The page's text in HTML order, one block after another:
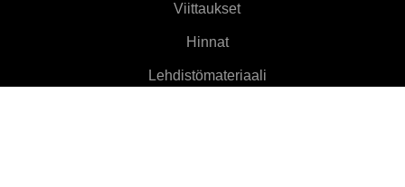
Viittaukset
Hinnat
Lehdistömateriaali